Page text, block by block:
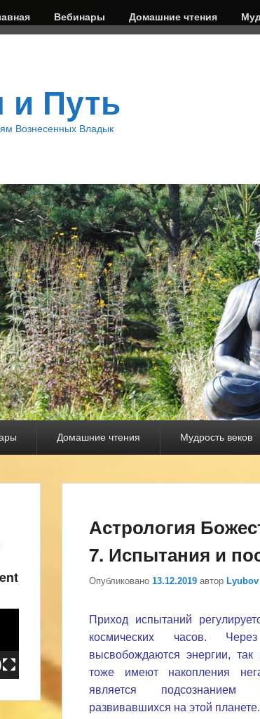
Вебинары Домашние чтения
и Путь
Вознесенных Владык
Домашние чтения Мудрость веков
Астрология
7. Испытания и
Опубликовано 13.12.2019 автор Lyubov
Приход испытаний
космических часов.
высвобождаются энергии,
тоже имеют накопления
является подсознанием
развивавшихся на этой планете.